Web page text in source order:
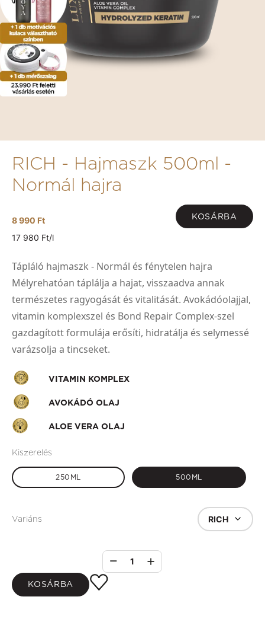
RICH - Hajmaszk 500ml -
Normál hajra
8 990 Ft KOSÁRBA
17 980 Ft/l
Tápláló hajmaszk - Normál és fénytelen hajra
Mélyrehatóan táplálja a hajat, visszaadva annak
természetes ragyogását és vitalitását. Avokádóolajjal,
vitamin komplexszel és Bond Repair Complex-szel
gazdagított formulája erősíti, hidratálja és selymessé
varázsolja a tincseket.
VITAMIN KOMPLEX
AVOKÁDÓ OLAJ
ALOE VERA OLAJ
Kiszerelés
250ML 500ML
Variáns RICH
1
KOSÁRBA